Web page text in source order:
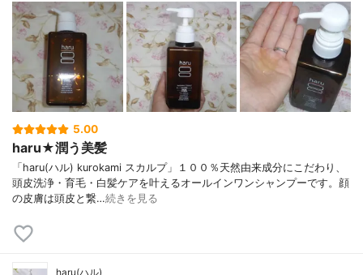
5.00
haru★潤う美髪
「haru(ハル) kurokami スカルプ」１００％天然由来成分にこだわり、
頭皮洗浄・育毛・白髪ケアを叶えるオールインワンシャンプーです。顔
の皮膚は頭皮と繋…続きを見る
haru(ハル)